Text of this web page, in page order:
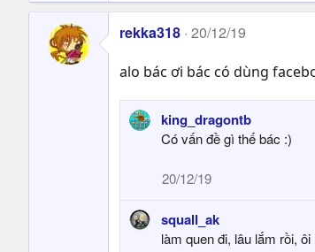
rekka318 20/12/19
alo bác ơi bác có dùng
king_dragontb
Có vấn đề gì thế bác :)
20/12/19
squall_ak
làm quen đi, lâu lắm rồi, ôi